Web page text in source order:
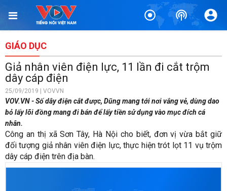
GIÁO DỤC
Giả nhân viên điện lực, 11 lần đi cắt trộm
dây cáp điện
25/09/2019 | VOVVN
VOV.VN - Số dây điện cắt được, Dũng mang tới nơi vắng vẻ, dùng dao
bỏ lấy lõi đồng mang đi bán để lấy tiền sử dụng vào mục đích cá
nhân.
Công an thị xã Sơn Tây, Hà Nội cho biết, đơn vị vừa bắt giữ
đối tượng giả nhân viên điện lực, thực hiện trót lọt 11 vụ trộm
dây cáp điện trên địa bàn.